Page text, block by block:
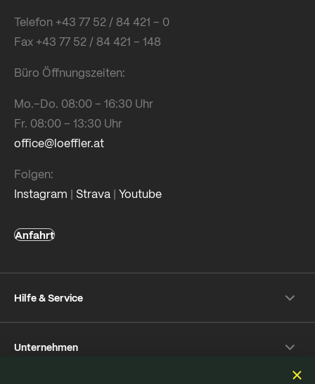
Telefon +43 77 52 / 84 421 – 0
Fax +43 77 52 / 84 421 – 148
Büro Öffnungszeiten:
Mo.–Do. 08:00 – 16:30 Uhr
Fr. 08:00 – 13:30 Uhr
office@loeffler.at
Folgen:
Instagram | Strava | Youtube
Anfahrt
Hilfe & Service
Rückversand
Unternehmen